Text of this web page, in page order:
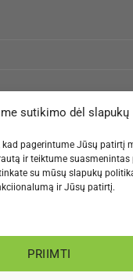
sutikimo dėl slapukų
pagerintume Jūsų patirtį
ir teiktume suasmenintas
su mūsų slapukų
ir Jūsų patirtį.
PRIIMTI